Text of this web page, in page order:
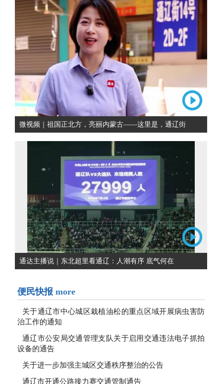
微视频｜祖国正北方，亮丽内蒙古——这里是，通辽街
通达主播说｜东北超里看通辽：人潮有序 底气何在
便民快报 more
关于通辽市中心城区栽植油松的重点区域开展病虫害防
治工作的通知
通辽市公安局交通管理支队关于启用交通违法电子抓拍
设备的通告
关于进一步加强主城区交通秩序整治的公告
通辽市开通公路接力赛交通管制通告